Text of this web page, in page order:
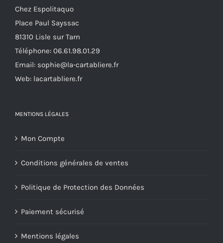
Chez Espolitaquo
Place Paul Sayssac
81310 Lisle sur Tarn
Téléphone: 06.61.98.01.29
Email: sophie@la-cartabliere.fr
Web: lacartabliere.fr
MENTIONS LÉGALES
Mon Compte
Conditions générales de ventes
Politique de Protection des Données
Paiement sécurisé
Mentions légales